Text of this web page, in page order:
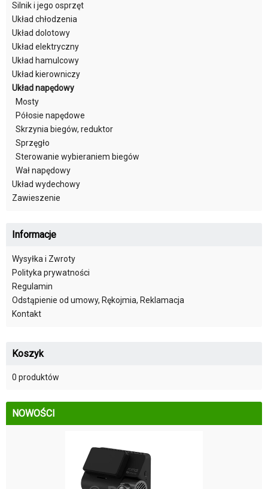
Silnik i jego osprzęt
Układ chłodzenia
Układ dolotowy
Układ elektryczny
Układ hamulcowy
Układ kierowniczy
Układ napędowy
Mosty
Półosie napędowe
Skrzynia biegów, reduktor
Sprzęgło
Sterowanie wybieraniem biegów
Wał napędowy
Układ wydechowy
Zawieszenie
Informacje
Wysyłka i Zwroty
Polityka prywatności
Regulamin
Odstąpienie od umowy, Rękojmia, Reklamacja
Kontakt
Koszyk
0 produktów
NOWOŚCI